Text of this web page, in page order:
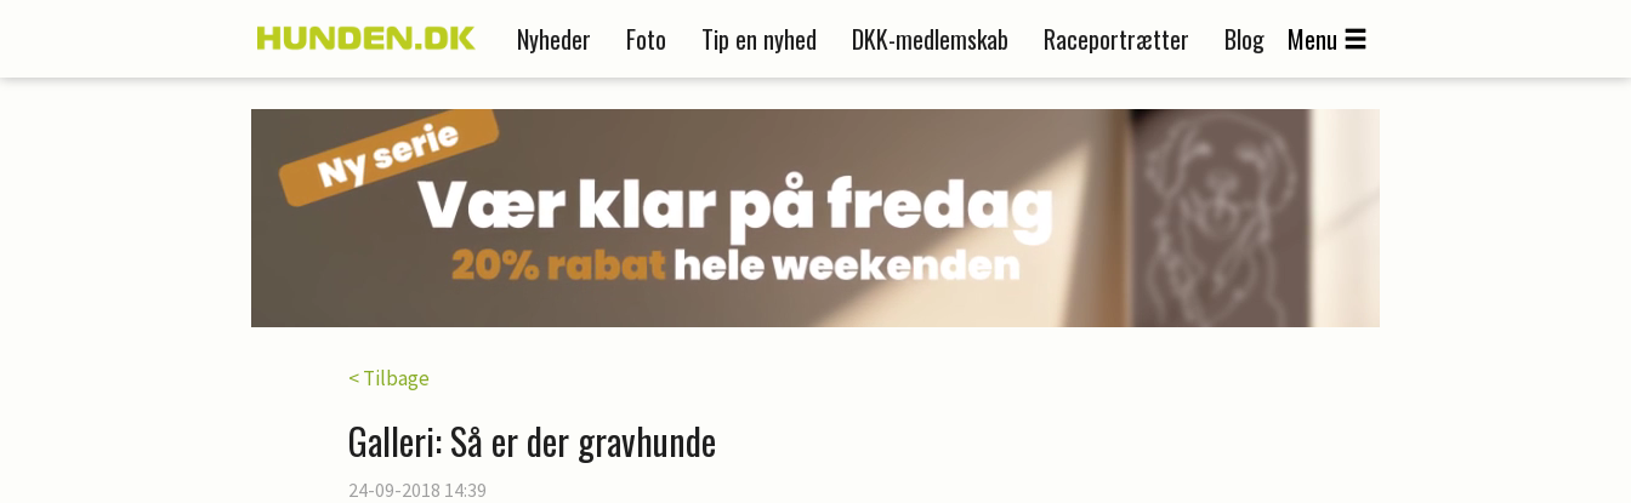
Nyheder Foto Tip en nyhed DKK-medlemskab Raceportrætter Blog Menu
< Tilbage
Galleri: Så er der gravhunde
24-09-2018 14:39